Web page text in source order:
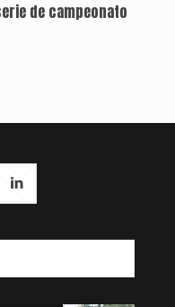
de campeonato